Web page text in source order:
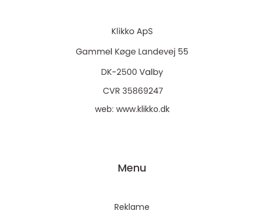
web: www.klikko.dk
Menu
Reklame